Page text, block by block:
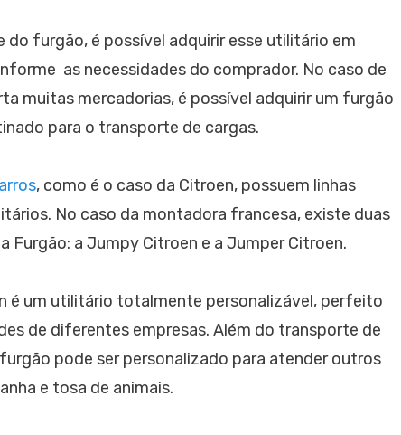
furgão, é possível adquirir esse utilitário em
as necessidades do comprador. No caso de
muitas mercadorias, é possível adquirir um furgão
para o transporte de cargas.
, como é o caso da Citroen, possuem linhas
No caso da montadora francesa, existe duas
Furgão: a Jumpy Citroen e a Jumper Citroen.
é um utilitário totalmente personalizável, perfeito
de diferentes empresas. Além do transporte de
pode ser personalizado para atender outros
e tosa de animais.